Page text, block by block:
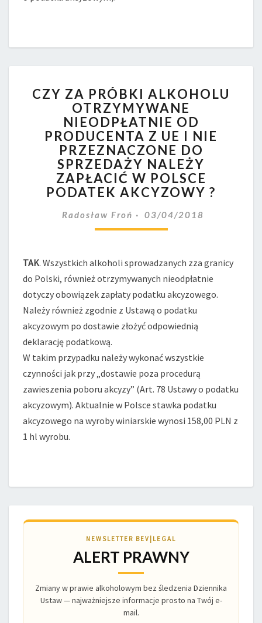
ZA
PRÓBKI
ALKOHOLU
OTRZYMYWANE
NIEODPŁATNIE
OD
PRODUCENTA
Z
UE
I
SPRZEDAŻY
NALEŻY
ZAPŁACIĆ
W
POLSCE
PODATEK
CZY ZA PRÓBKI ALKOHOLU
OTRZYMYWANE
NIEODPŁATNIE OD
PRODUCENTA Z UE I NIE
PRZEZNACZONE DO
SPRZEDAŻY NALEŻY
ZAPŁACIĆ W POLSCE
PODATEK AKCYZOWY ?
Radosław Froń 03/04/2018
TAK. Wszystkich alkoholi sprowadzanych zza granicy
do Polski, również otrzymywanych nieodpłatnie
dotyczy obowiązek zapłaty podatku akcyzowego.
Należy również zgodnie z Ustawą o podatku
akcyzowym po dostawie złożyć odpowiednią
deklarację podatkową.
W takim przypadku należy wykonać wszystkie
czynności jak przy „dostawie poza procedurą
zawieszenia poboru akcyzy” (Art. 78 Ustawy o podatku
akcyzowym). Aktualnie w Polsce stawka podatku
akcyzowego na wyroby winiarskie wynosi 158,00 PLN z
1 hl wyrobu.
NEWSLETTER BEV|LEGAL
ALERT PRAWNY
Zmiany w prawie alkoholowym bez śledzenia Dziennika
Ustaw — najważniejsze informacje prosto na Twój e-
mail.